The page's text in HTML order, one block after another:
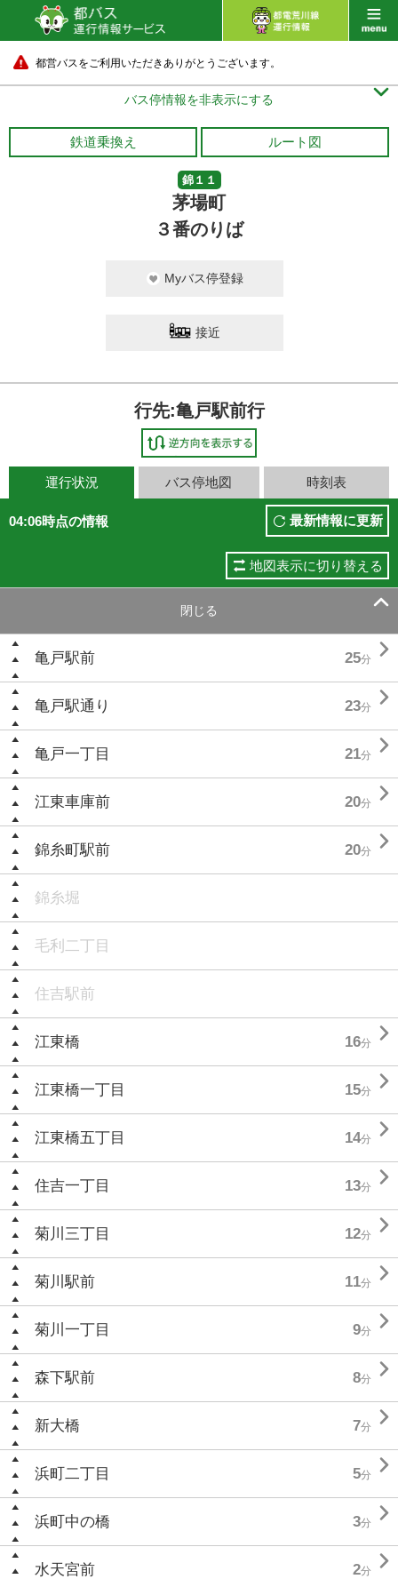
都営バスをご利用いただきありがとうございます。
バス停情報を非表示にする 
鉄道乗換え ルート図
錦１１
茅場町
３番のりば
Myバス停登録
接近
行先:亀戸駅前行
運行状況 バス停地図 時刻表
04:06時点の情報 最新情報に更新
地図表示に切り替える
閉じる 
亀戸駅前 25分 
亀戸駅通り 23分 
亀戸一丁目 21分 
江東車庫前 20分 
錦糸町駅前 20分 
錦糸堀
毛利二丁目
住吉駅前
江東橋 16分 
江東橋一丁目 15分 
江東橋五丁目 14分 
住吉一丁目 13分 
菊川三丁目 12分 
菊川駅前 11分 
菊川一丁目 9分 
森下駅前 8分 
新大橋 7分 
浜町二丁目 5分 
浜町中の橋 3分 
水天宮前 2分 